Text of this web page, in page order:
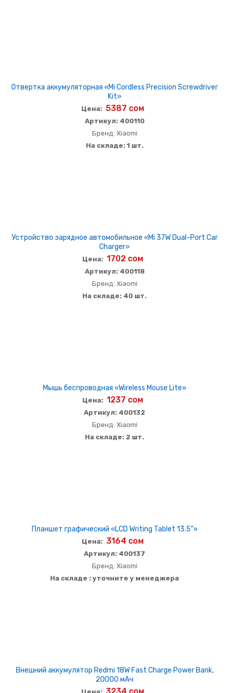
Отвертка аккумуляторная «Mi Cordless Precision Screwdriver
Kit»
Цена: 5387 сом
Артикул: 400110
Бренд: Xiaomi
На складе: 1 шт.
Устройство зарядное автомобильное «Mi 37W Dual-Port Car
Charger»
Цена: 1702 сом
Артикул: 400118
Бренд: Xiaomi
На складе: 40 шт.
Мышь беспроводная «Wireless Mouse Lite»
Цена: 1237 сом
Артикул: 400132
Бренд: Xiaomi
На складе: 2 шт.
Планшет графический «LCD Writing Tablet 13.5"»
Цена: 3164 сом
Артикул: 400137
Бренд: Xiaomi
На складе : уточните у менеджера
Внешний аккумулятор Redmi 18W Fast Charge Power Bank,
20000 мАч